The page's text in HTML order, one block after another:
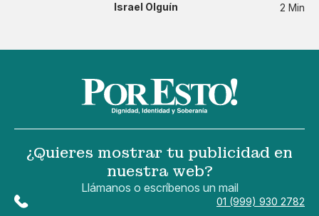
Israel Olguín 2 Min
¿Quieres mostrar tu publicidad en
nuestra web?
Llámanos o escríbenos un mail
01 (999) 930 2782